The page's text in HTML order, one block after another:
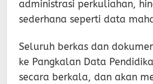
administrasi perkuliahan,
sederhana seperti data
Seluruh berkas dan
ke Pangkalan Data
secara berkala, dan akan